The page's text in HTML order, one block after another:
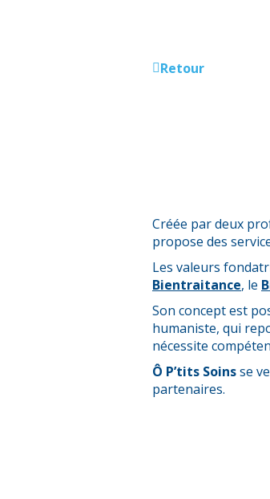
Retour
Créée par deux
propose des
Les valeurs
Bientraitance, le
Son concept est
humaniste, qui
nécessite
Ô P’tits Soinsse
partenaires.